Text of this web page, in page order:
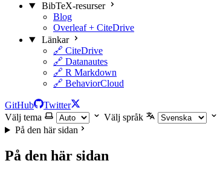
BibTeX-resurser
Blog
Overleaf + CiteDrive
Länkar
🔗 CiteDrive
🔗 Datanautes
🔗 R Markdown
🔗 BehaviorCloud
GitHub
Twitter
Välj tema
Välj språk
På den här sidan
På den här sidan